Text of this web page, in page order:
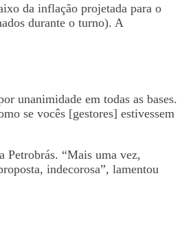
da inflação projetada para o
durante o turno). A
unanimidade em todas as bases.
se vocês [gestores] estivessem
Petrobrás. “Mais uma vez,
indecorosa”, lamentou